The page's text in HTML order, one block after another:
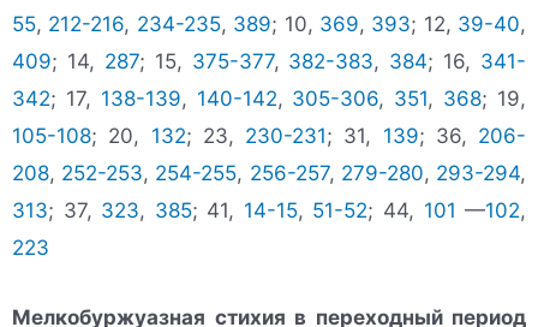
55, 212-216, 234-235, 389; 10, 369, 393; 12, 39-40,
409; 14, 287; 15, 375-377, 382-383, 384; 16, 341-
342; 17, 138-139, 140-142, 305-306, 351, 368; 19,
105-108; 20, 132; 23, 230-231; 31, 139; 36, 206-
208, 252-253, 254-255, 256-257, 279-280, 293-294,
313; 37, 323, 385; 41, 14-15, 51-52; 44, 101 —102,
223
Мелкобуржуазная стихия в переходный период